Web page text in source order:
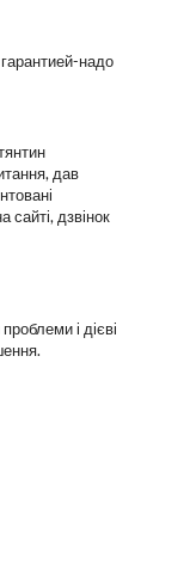
надо
дав
сайті, дзвінок
і дієві